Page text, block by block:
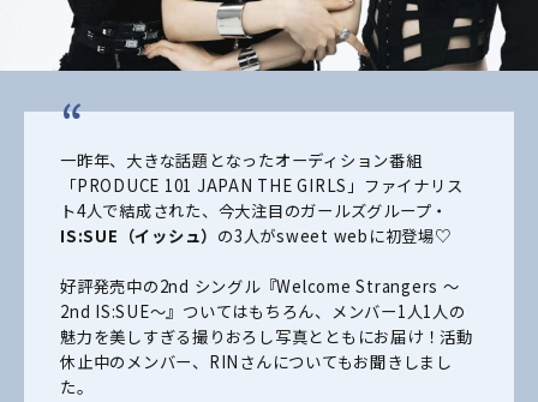
一昨年、大きな話題となったオーディション番組
「PRODUCE 101 JAPAN THE GIRLS」ファイナリス
ト4人で結成された、今大注目のガールズグループ・
IS:SUE（イッシュ） の3人がsweet webに初登場♡
好評発売中の2nd シングル『Welcome Strangers ～
2nd IS:SUE～』ついてはもちろん、メンバー1人1人の
魅力を美しすぎる撮りおろし写真とともにお届け！活動
休止中のメンバー、RINさんについてもお聞きしまし
た。